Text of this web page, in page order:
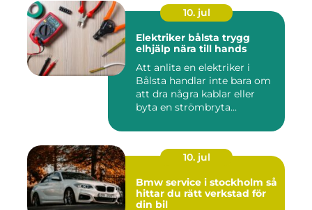
10. jul
Elektriker bålsta trygg
elhjälp nära till hands
Att anlita en elektriker i
Bålsta handlar inte bara om
att dra några kablar eller
byta en strömbryta...
10. jul
Bmw service i stockholm så
hittar du rätt verkstad för
din bil